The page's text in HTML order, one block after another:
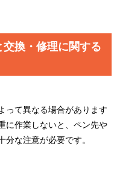
換・修理に関する
って異なる場合があります
に作業しないと、ペン先や
な注意が必要です。